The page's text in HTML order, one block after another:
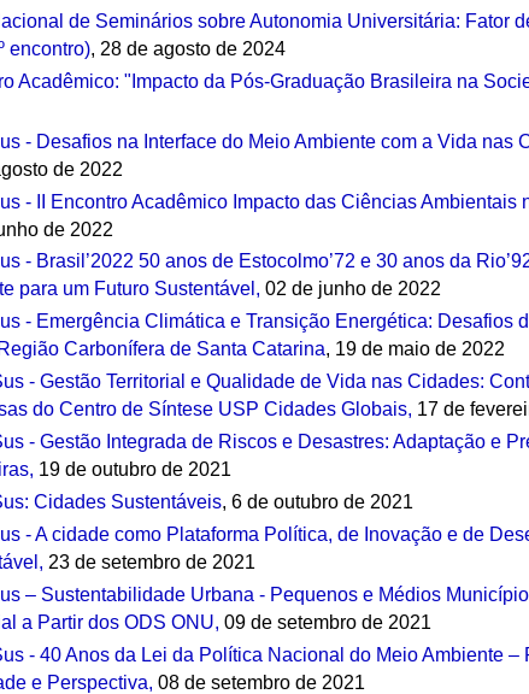
de Seminários sobre Autonomia Universitária: Fator
encontro), 28 de agosto de 2024
Acadêmico: "Impacto da Pós-Graduação Brasileira na
- Desafios na Interface do Meio Ambiente com a Vida nas
de 2022
- II Encontro Acadêmico Impacto das Ciências Ambientais
de 2022
- Brasil’2022 50 anos de Estocolmo’72 e 30 anos da
para um Futuro Sustentável, 02 de junho de 2022
- Emergência Climática e Transição Energética: Desafios
Carbonífera de Santa Catarina, 19 de maio de 2022
- Gestão Territorial e Qualidade de Vida nas Cidades:
do Centro de Síntese USP Cidades Globais, 17 de
- Gestão Integrada de Riscos e Desastres: Adaptação e
, 19 de outubro de 2021
Cidades Sustentáveis, 6 de outubro de 2021
- A cidade como Plataforma Política, de Inovação e de
23 de setembro de 2021
– Sustentabilidade Urbana - Pequenos e Médios
a Partir dos ODS ONU, 09 de setembro de 2021
- 40 Anos da Lei da Política Nacional do Meio Ambiente –
e Perspectiva, 08 de setembro de 2021